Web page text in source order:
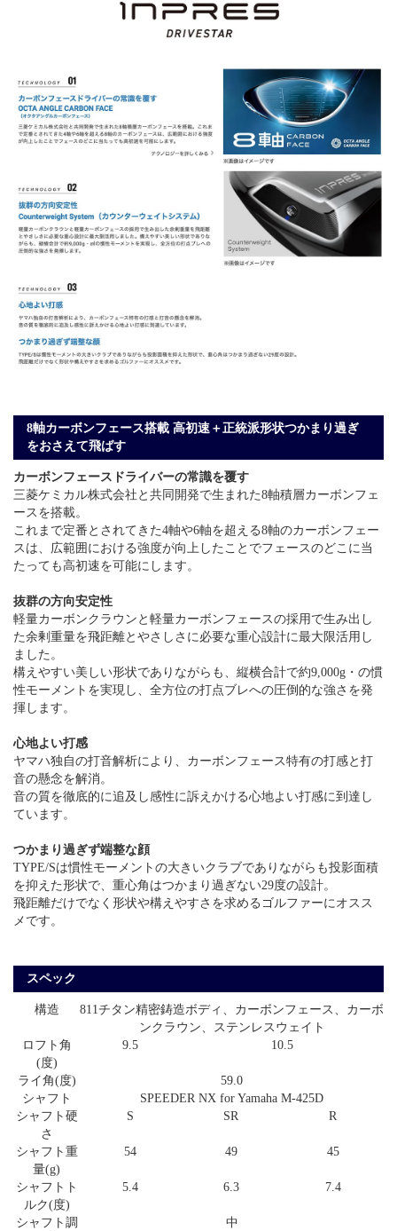
8軸カーボンフェース搭載 高初速＋正統派形状つかまり過ぎ
をおさえて飛ばす
カーボンフェースドライバーの常識を覆す
三菱ケミカル株式会社と共同開発で生まれた8軸積層カーボンフェ
ースを搭載。
これまで定番とされてきた4軸や6軸を超える8軸のカーボンフェー
スは、広範囲における強度が向上したことでフェースのどこに当
たっても高初速を可能にします。
抜群の方向安定性
軽量カーボンクラウンと軽量カーボンフェースの採用で生み出し
た余剰重量を飛距離とやさしさに必要な重心設計に最大限活用し
ました。
構えやすい美しい形状でありながらも、縦横合計で約9,000g・の慣
性モーメントを実現し、全方位の打点ブレへの圧倒的な強さを発
揮します。
心地よい打感
ヤマハ独自の打音解析により、カーボンフェース特有の打感と打
音の懸念を解消。
音の質を徹底的に追及し感性に訴えかける心地よい打感に到達し
ています。
つかまり過ぎず端整な顔
TYPE/Sは慣性モーメントの大きいクラブでありながらも投影面積
を抑えた形状で、重心角はつかまり過ぎない29度の設計。
飛距離だけでなく形状や構えやすさを求めるゴルファーにオスス
メです。
スペック
構造
811チタン精密鋳造ボディ、カーボンフェース、カーボ
ンクラウン、ステンレスウェイト
ロフト角
(度)
9.5 10.5
ライ角(度)
59.0
シャフト
SPEEDER NX for Yamaha M-425D
シャフト硬
さ
S SR R
シャフト重
量(g)
54 49 45
シャフトト
ルク(度)
5.4 6.3 7.4
シャフト調
中